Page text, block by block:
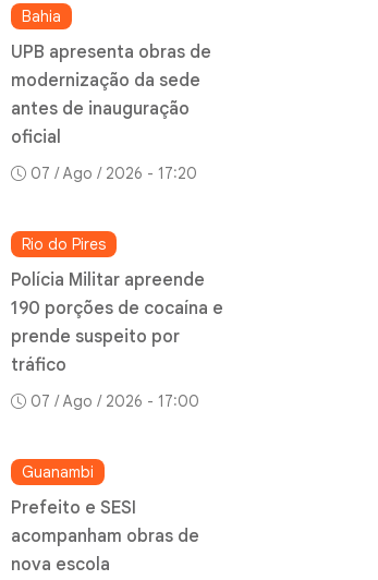
Bahia
UPB apresenta obras de
modernização da sede
antes de inauguração
oficial
07 / Ago / 2026 - 17:20
Rio do Pires
Polícia Militar apreende
190 porções de cocaína e
prende suspeito por
tráfico
07 / Ago / 2026 - 17:00
Guanambi
Prefeito e SESI
acompanham obras de
nova escola